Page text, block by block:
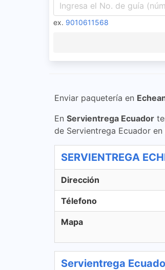
ex. 9010611568
Enviar paquetería en
En Servientrega Ecuador
de Servientrega Ecuador
SERVIENTREGA
Dirección
Télefono
Mapa
Servientrega